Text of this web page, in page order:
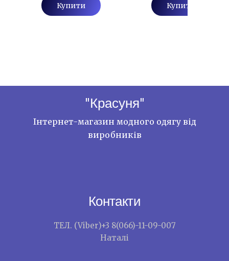
Купити Купити
"Красуня"
Інтернет-магазин модного одягу від
виробників
Контакти
ТЕЛ. (Viber)+3 8(066)-11-09-007
Наталі